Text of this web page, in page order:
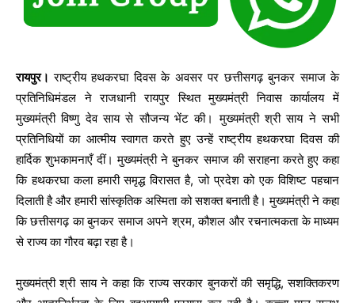
रायपुर।राष्ट्रीय हथकरघा दिवस के अवसर पर छत्तीसगढ़ बुनकर समाज के
प्रतिनिधिमंडल ने राजधानी रायपुर स्थित मुख्यमंत्री निवास कार्यालय में
मुख्यमंत्री विष्णु देव साय से सौजन्य भेंट की। मुख्यमंत्री श्री साय ने सभी
प्रतिनिधियों का आत्मीय स्वागत करते हुए उन्हें राष्ट्रीय हथकरघा दिवस की
हार्दिक शुभकामनाएँ दीं। मुख्यमंत्री ने बुनकर समाज की सराहना करते हुए कहा
कि हथकरघा कला हमारी समृद्ध विरासत है, जो प्रदेश को एक विशिष्ट पहचान
दिलाती है और हमारी सांस्कृतिक अस्मिता को सशक्त बनाती है। मुख्यमंत्री ने कहा
कि छत्तीसगढ़ का बुनकर समाज अपने श्रम, कौशल और रचनात्मकता के माध्यम
से राज्य का गौरव बढ़ा रहा है।
मुख्यमंत्री श्री साय ने कहा कि राज्य सरकार बुनकरों की समृद्धि, सशक्तिकरण